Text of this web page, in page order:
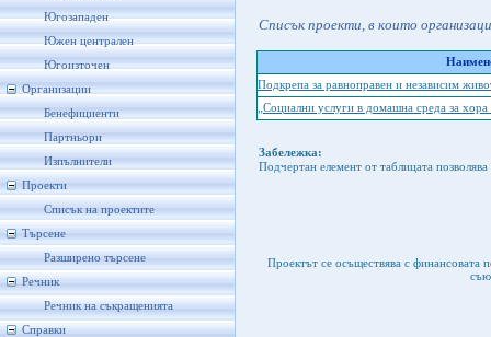
Югозападен
Южен централен
Югоизточен
Организации
Бенефициенти
Партньори
Изпълнители
Проекти
Списък на проектите
Търсене
Разширено търсене
Речник
Речник на съкращенията
Справки
Списък проекти, в които
Подкрепа за равноправен и независим
„Социални услуги в домашна среда за
Забележка:
Подчертан елемент от таблицата
Проектът се осъществява с финансовата